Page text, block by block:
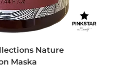
Nature
Maska